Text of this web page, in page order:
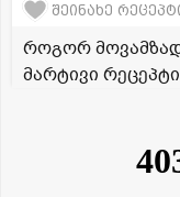
შეინახე
როგორ
მარტივი რეცეპტი